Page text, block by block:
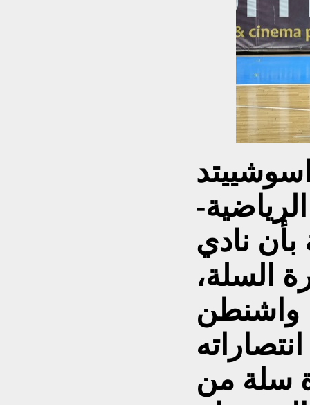
بأن نادي
السلة،
واشنطن
سلة من